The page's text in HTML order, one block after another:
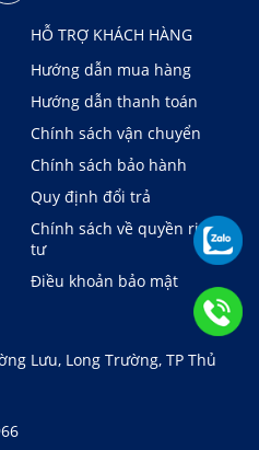
HỖ TRỢ KHÁCH HÀNG
Hướng dẫn mua hàng
Hướng dẫn thanh toán
Chính sách vận chuyển
Chính sách bảo hành
Quy định đổi trả
Chính sách về quyền riêng
tư
Điều khoản bảo mật
Lưu, Long Trường, TP Thủ